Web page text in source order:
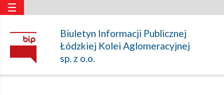
Struktura
własnościowa,
Biuletyn Informacji Publicznej
Łódzkiej Kolei Aglomeracyjnej
sp. z o.o.
☰